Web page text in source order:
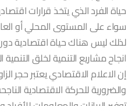
حياة الفرد الذي يتخذ قرارات
سواء على المستوى المحلي أو
لذلك ليس هناك حياة اقتصادية
انجاح مشاريع التنمية لخلق
إن الاعلام الاقتصادي يعتبر حجر
والضرورية للحركة الاقتصادية